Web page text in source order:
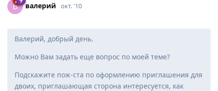
В вaлepий окт. '10
Валерий, добрый день.
Можно Вам задать еще вопрос по моей теме?
Подскажите пож-ста по оформлению приглашения для
двоих, приглашающая сторона интересуется, как